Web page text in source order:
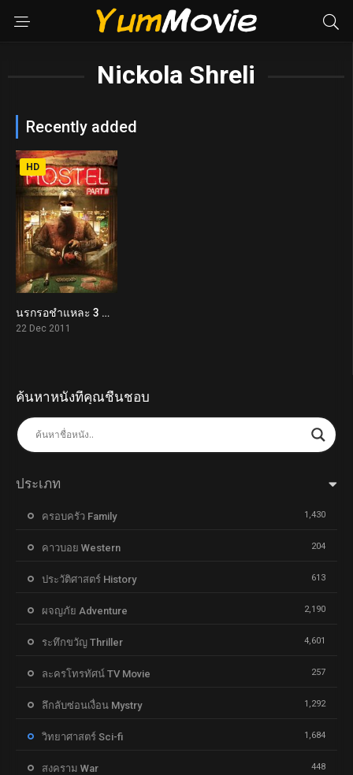
Nickola Shreli
Recently added
4.6
HD
นรกรอชำแหละ 3 Hostel: Part III (2011)
22 Dec 2011
ค้นหาหนังที่คุณชื่นชอบ
ประเภท
ครอบครัว Family 1,430
คาวบอย Western 204
ประวัติศาสตร์ History 613
ผจญภัย Adventure 2,190
ระทึกขวัญ Thriller 4,601
ละครโทรทัศน์ TV Movie 257
ลึกลับซ่อนเงื่อน Mystry 1,292
วิทยาศาสตร์ Sci-fi 1,684
สงคราม War 448